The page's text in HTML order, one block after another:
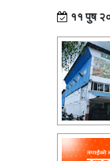
११ पुष